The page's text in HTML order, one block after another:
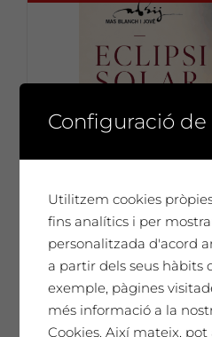
Configuració de
Utilitzem cookies
fins analítics i per
personalitzada d'acord
a partir dels seus hàbits
exemple, pàgines
més informació a la
Cookies. Així mateix,